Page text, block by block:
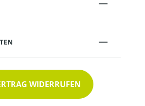
WIDERRUFEN